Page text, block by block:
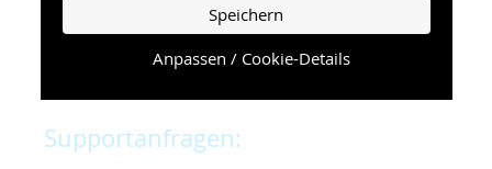
Speichern
Anpassen / Cookie-Details
Die schnellste Hilfe finden Sie auf unserer
Seite, die die häufig gestellten Fragen
Supportanfragen: